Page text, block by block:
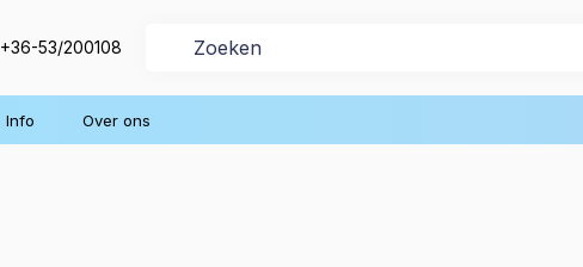
+36-53/200108
Info Over ons